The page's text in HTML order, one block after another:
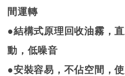
間運轉
●結構式原理回收油霧，
動，低噪音
●安裝容易，不佔空間，